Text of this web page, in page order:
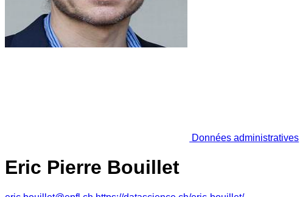
Données administratives
Eric Pierre Bouillet